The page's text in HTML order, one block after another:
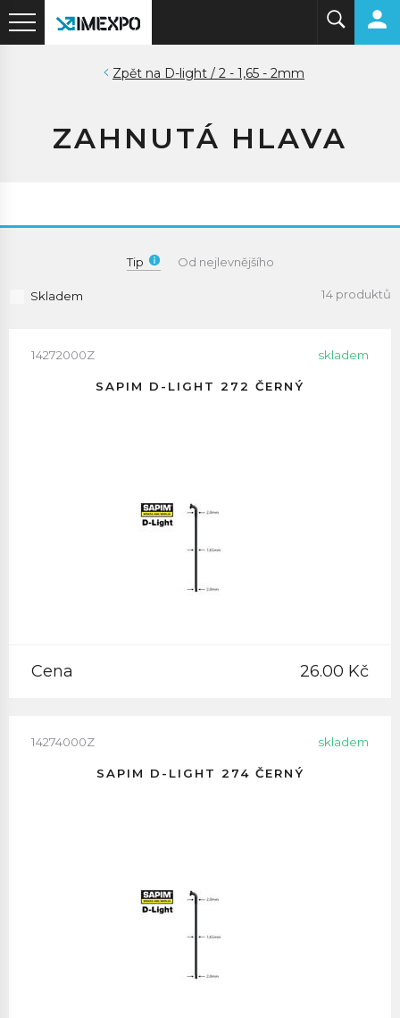
D-light / 2 - 1,65 - 2mm
ZAHNUTÁ HLAVA
Tip Od nejlevnějšího
Skladem 14 produktů
14272000Z skladem
SAPIM D-LIGHT 272 ČERNÝ
Cena 26.00 Kč
14274000Z skladem
SAPIM D-LIGHT 274 ČERNÝ